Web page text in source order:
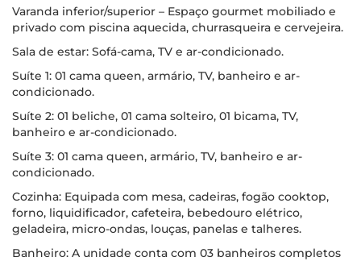
Varanda inferior/superior – Espaço gourmet mobiliado e
privado com piscina aquecida, churrasqueira e cervejeira.
Sala de estar: Sofá-cama, TV e ar-condicionado.
Suíte 1: 01 cama queen, armário, TV, banheiro e ar-
condicionado.
Suíte 2: 01 beliche, 01 cama solteiro, 01 bicama, TV,
banheiro e ar-condicionado.
Suíte 3: 01 cama queen, armário, TV, banheiro e ar-
condicionado.
Cozinha: Equipada com mesa, cadeiras, fogão cooktop,
forno, liquidificador, cafeteira, bebedouro elétrico,
geladeira, micro-ondas, louças, panelas e talheres.
Banheiro: A unidade conta com 03 banheiros completos